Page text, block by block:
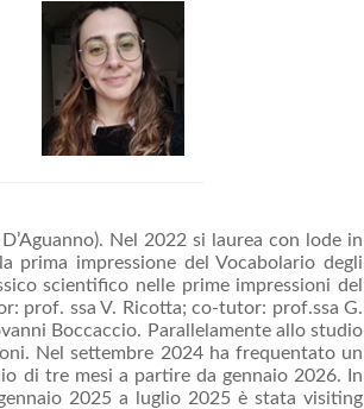
Nel 2022 si laurea con lode in
prima impressione del Vocabolario degli
scientifico nelle prime impressioni del
prof. ssa V. Ricotta; co-tutor: prof.ssa G.
Boccaccio. Parallelamente allo studio
Nel settembre 2024 ha frequentato un
di tre mesi a partire da gennaio 2026. In
2025 a luglio 2025 è stata visiting